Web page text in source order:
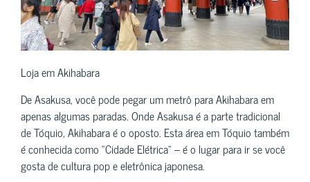
Loja em Akihabara
De Asakusa, você pode pegar um metrô para Akihabara em
apenas algumas paradas. Onde Asakusa é a parte tradicional
de Tóquio, Akihabara é o oposto. Esta área em Tóquio também
é conhecida como “Cidade Elétrica” – é o lugar para ir se você
gosta de cultura pop e eletrônica japonesa.